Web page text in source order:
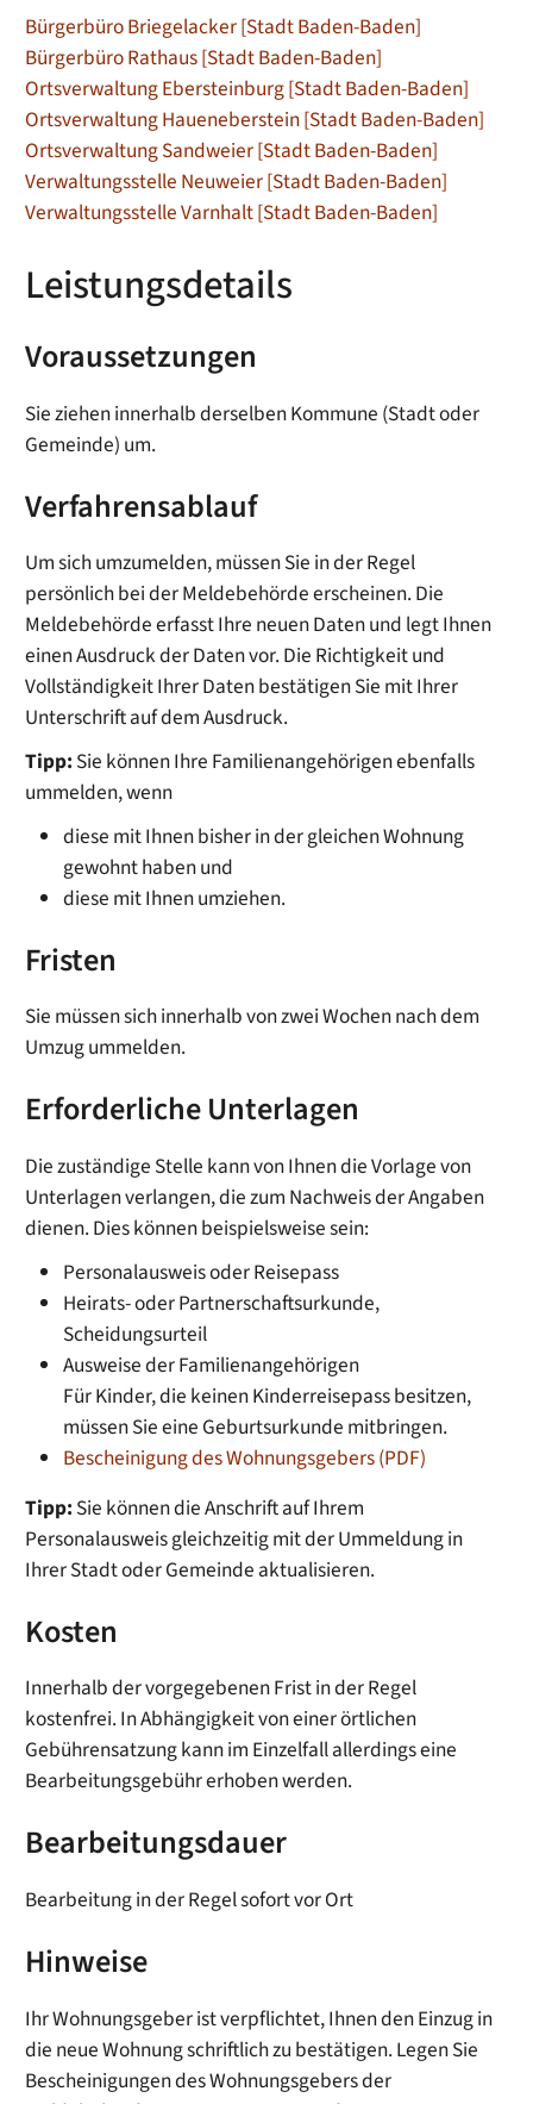
Bürgerbüro Briegelacker [Stadt Baden-Baden]
Bürgerbüro Rathaus [Stadt Baden-Baden]
Ortsverwaltung Ebersteinburg [Stadt Baden-Baden]
Ortsverwaltung Haueneberstein [Stadt Baden-Baden]
Ortsverwaltung Sandweier [Stadt Baden-Baden]
Verwaltungsstelle Neuweier [Stadt Baden-Baden]
Verwaltungsstelle Varnhalt [Stadt Baden-Baden]
Leistungsdetails
Voraussetzungen
Sie ziehen innerhalb derselben Kommune (Stadt oder
Gemeinde) um.
Verfahrensablauf
Um sich umzumelden, müssen Sie in der Regel
persönlich bei der Meldebehörde erscheinen. Die
Meldebehörde erfasst Ihre neuen Daten und legt Ihnen
einen Ausdruck der Daten vor. Die Richtigkeit und
Vollständigkeit Ihrer Daten bestätigen Sie mit Ihrer
Unterschrift auf dem Ausdruck.
Tipp: Sie können Ihre Familienangehörigen ebenfalls
ummelden, wenn
diese mit Ihnen bisher in der gleichen Wohnung
gewohnt haben und
diese mit Ihnen umziehen.
Fristen
Sie müssen sich innerhalb von zwei Wochen nach dem
Umzug ummelden.
Erforderliche Unterlagen
Die zuständige Stelle kann von Ihnen die Vorlage von
Unterlagen verlangen, die zum Nachweis der Angaben
dienen. Dies können beispielsweise sein:
Personalausweis oder Reisepass
Heirats- oder Partnerschaftsurkunde,
Scheidungsurteil
Ausweise der Familienangehörigen
Für Kinder, die keinen Kinderreisepass besitzen,
müssen Sie eine Geburtsurkunde mitbringen.
Bescheinigung des Wohnungsgebers (PDF)
Tipp: Sie können die Anschrift auf Ihrem
Personalausweis gleichzeitig mit der Ummeldung in
Ihrer Stadt oder Gemeinde aktualisieren.
Kosten
Innerhalb der vorgegebenen Frist in der Regel
kostenfrei. In Abhängigkeit von einer örtlichen
Gebührensatzung kann im Einzelfall allerdings eine
Bearbeitungsgebühr erhoben werden.
Bearbeitungsdauer
Bearbeitung in der Regel sofort vor Ort
Hinweise
Ihr Wohnungsgeber ist verpflichtet, Ihnen den Einzug in
die neue Wohnung schriftlich zu bestätigen. Legen Sie
Bescheinigungen des Wohnungsgebers der